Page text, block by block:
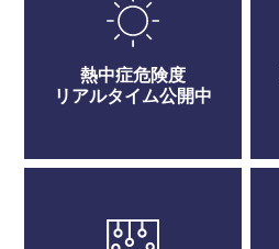
熱中症危険度
リアルタイム公開中